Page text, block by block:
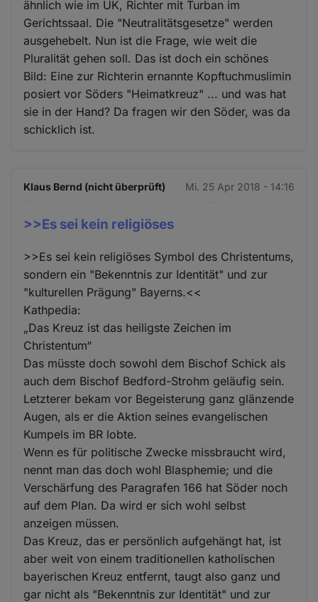
ähnlich wie im UK, Richter mit Turban im
Gerichtssaal. Die "Neutralitätsgesetze" werden
ausgehebelt. Nun ist die Frage, wie weit die
Pluralität gehen soll. Das ist doch ein schönes
Bild: Eine zur Richterin ernannte Kopftuchmuslimin
posiert vor Söders "Heimatkreuz" ... und was hat
sie in der Hand? Da fragen wir den Söder, was da
schicklich ist.
Klaus Bernd (nicht überprüft) Mi. 25 Apr 2018 - 14:16
>>Es sei kein religiöses
>>Es sei kein religiöses Symbol des Christentums,
sondern ein "Bekenntnis zur Identität" und zur
"kulturellen Prägung" Bayerns.<<
Kathpedia:
„Das Kreuz ist das heiligste Zeichen im
Christentum“
Das müsste doch sowohl dem Bischof Schick als
auch dem Bischof Bedford-Strohm geläufig sein.
Letzterer bekam vor Begeisterung ganz glänzende
Augen, als er die Aktion seines evangelischen
Kumpels im BR lobte.
Wenn es für politische Zwecke missbraucht wird,
nennt man das doch wohl Blasphemie; und die
Verschärfung des Paragrafen 166 hat Söder noch
auf dem Plan. Da wird er sich wohl selbst
anzeigen müssen.
Das Kreuz, das er persönlich aufgehängt hat, ist
aber weit von einem traditionellen katholischen
bayerischen Kreuz entfernt, taugt also ganz und
gar nicht als "Bekenntnis zur Identität" und zur